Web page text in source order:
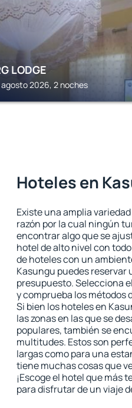
LODGE
agosto 2026, 2 noches
Hoteles en
Existe una amplia
razón por la cual ningún
encontrar algo que se
hotel de alto nivel con
de hoteles con un
Kasungu puedes
presupuesto. Selecciona
y comprueba los métodos
Si bien los hoteles en
las zonas en las que se
populares, también se
multitudes. Estos son
largas como para una
tiene muchas cosas que
¡Escoge el hotel que más
para disfrutar de un viaje